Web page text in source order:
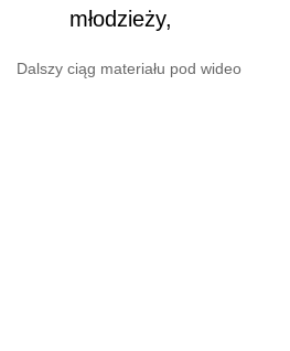
młodzieży,
Dalszy ciąg materiału pod wideo